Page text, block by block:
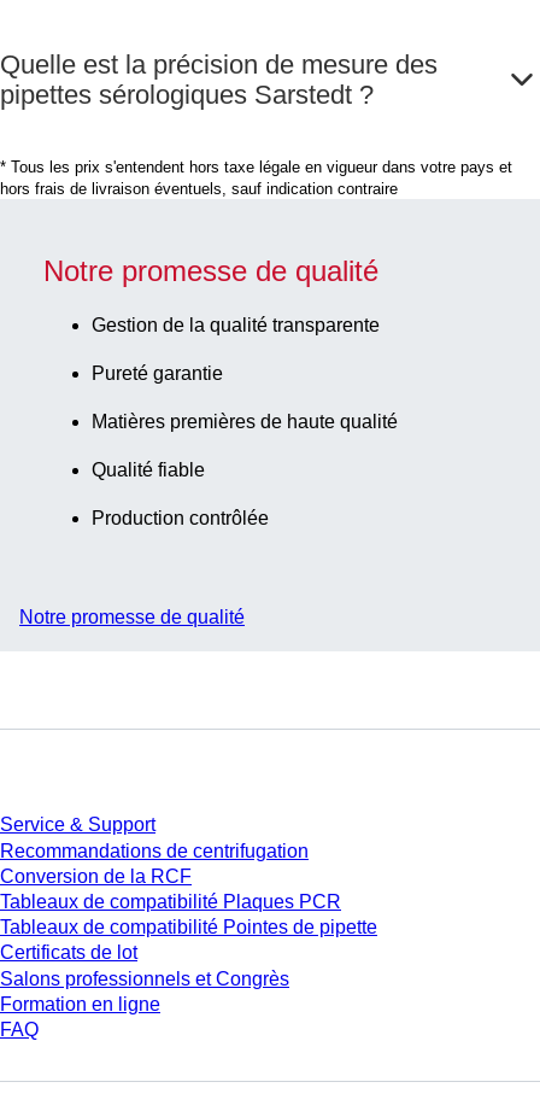
Quelle est la précision de mesure des
pipettes sérologiques Sarstedt ?
* Tous les prix s'entendent hors taxe légale en vigueur dans votre pays et
hors frais de livraison éventuels, sauf indication contraire
Notre promesse de qualité
Gestion de la qualité transparente
Pureté garantie
Matières premières de haute qualité
Qualité fiable
Production contrôlée
Notre promesse de qualité
Service & Support
Recommandations de centrifugation
Conversion de la RCF
Tableaux de compatibilité Plaques PCR
Tableaux de compatibilité Pointes de pipette
Certificats de lot
Salons professionnels et Congrès
Formation en ligne
FAQ